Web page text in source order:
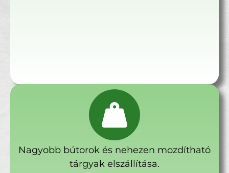
Nagyobb bútorok és nehezen mozdítható
tárgyak elszállítása.